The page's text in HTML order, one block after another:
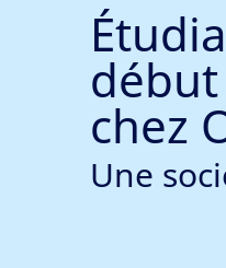
chez
Une